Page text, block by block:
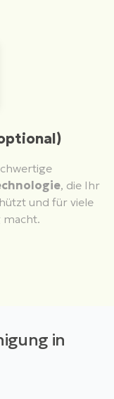
, die Ihr
und für viele
macht.
in